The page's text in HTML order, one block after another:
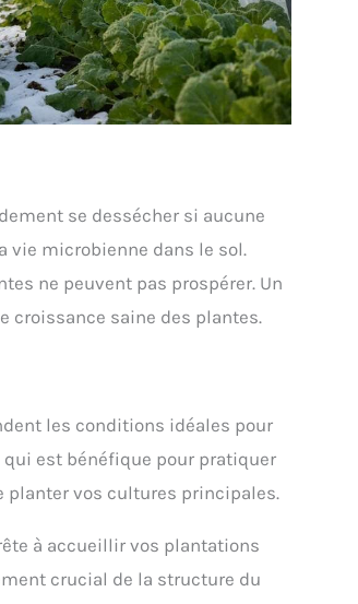
se dessécher si aucune
vie microbienne dans le sol.
ne peuvent pas prospérer. Un
croissance saine des plantes.
les conditions idéales pour
est bénéfique pour pratiquer
planter vos cultures principales.
à accueillir vos plantations
crucial de la structure du